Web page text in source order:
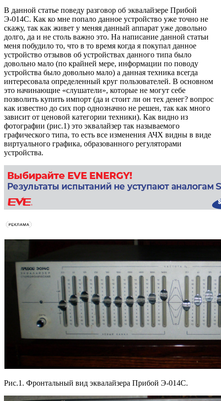
В данной статье поведу разговор об эквалайзере Прибой
Э-014С. Как ко мне попало данное устройство уже точно не
скажу, так как живет у меняя данный аппарат уже довольно
долго, да и не столь важно это. На написание данной статьи
меня побудило то, что в то время когда я покупал данное
устройство отзывов об устройствах данного типа было
довольно мало (по крайней мере, информации по поводу
устройства было довольно мало) а данная техника всегда
интересовала определенный круг пользователей. В основном
это начинающие «слушатели», которые не могут себе
позволить купить импорт (да и стоит ли он тех денег? вопрос
как известно до сих пор однозначно не решен, так как много
зависит от ценовой категории техники). Как видно из
фотографии (рис.1) это эквалайзер так называемого
графического типа, то есть все изменения АЧХ видны в виде
виртуального графика, образованного регуляторами
устройства.
Рис.1. Фронтальный вид эквалайзера Прибой Э-014С.